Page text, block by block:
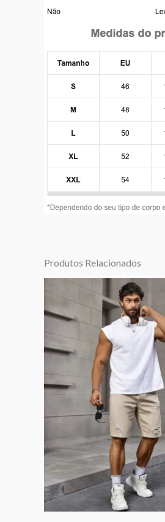
Produtos Relacionados